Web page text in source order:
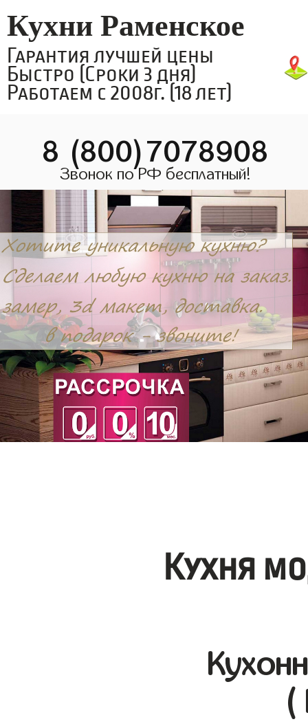
Кухни Раменское
Гарантия лучшей цены
Быстро (Сроки 3 дня)
Работаем с 2008г. (18 лет)
8 (800)7078908
Звонок по РФ бесплатный!
Кухня
(